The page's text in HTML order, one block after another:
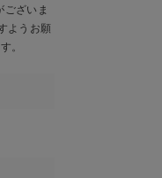
ございま
ようお願
。